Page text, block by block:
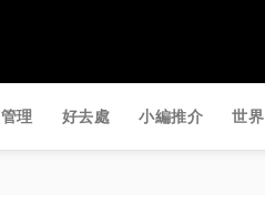
理 好去處 小編推介 世界